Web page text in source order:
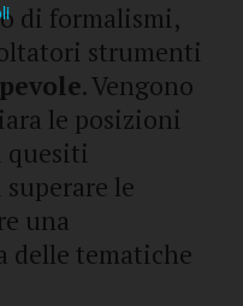
di formalismi,
strumenti
. Vengono
le posizioni
quesiti
le
una
delle tematiche